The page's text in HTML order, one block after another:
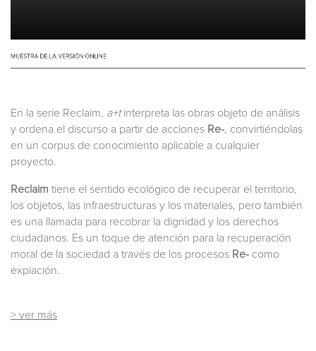
En la serie Reclaim, a+tinterpreta las obras objeto de análisis
y ordena el discurso a partir de acciones Re-, convirtiéndolas
en un corpus de conocimiento aplicable a cualquier
proyecto.
Reclaim tiene el sentido ecológico de recuperar el territorio,
los objetos, las infraestructuras y los materiales, pero también
es una llamada para recobrar la dignidad y los derechos
ciudadanos. Es un toque de atención para la recuperación
moral de la sociedad a través de los procesos Re- como
expiación.
> ver más